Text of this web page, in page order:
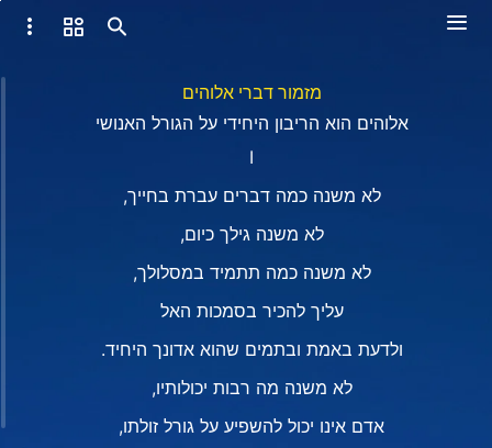
מזמור דברי אלוהים
אלוהים הוא הריבון היחידי על הגורל האנושי
I
לא משנה כמה דברים עברת בחייך,
לא משנה גילך כיום,
לא משנה כמה תתמיד במסלולך,
עליך להכיר בסמכות האל
ולדעת באמת ובתמים שהוא אדונך היחיד.
לא משנה מה רבות יכולותיו,
אדם אינו יכול להשפיע על גורל זולתו,